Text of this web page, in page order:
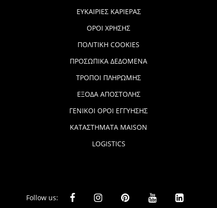
ΕΥΚΑΙΡΙΕΣ ΚΑΡΙΕΡΑΣ
ΟΡΟΙ ΧΡΗΣΗΣ
ΠΟΛΙΤΙΚΗ COOKIES
ΠΡΟΣΩΠΙΚΑ ΔΕΔΟΜΕΝΑ
ΤΡΟΠΟΙ ΠΛΗΡΩΜΗΣ
ΕΞΟΔΑ ΑΠΟΣΤΟΛΗΣ
ΓΕΝΙΚΟΙ ΟΡΟΙ ΕΓΓΥΗΣΗΣ
ΚΑΤΑΣΤΗΜΑΤΑ MAISON
LOGISTICS
Follow us: